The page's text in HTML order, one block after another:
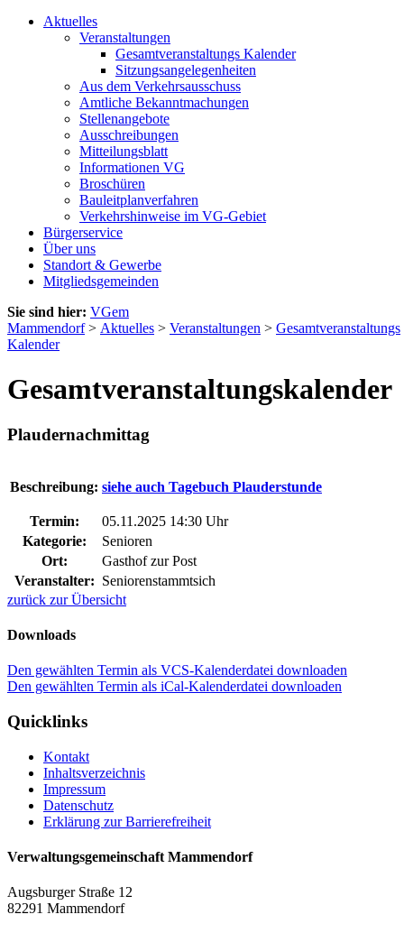
Aktuelles
Veranstaltungen
Gesamtveranstaltungs Kalender
Sitzungsangelegenheiten
Aus dem Verkehrsausschuss
Amtliche Bekanntmachungen
Stellenangebote
Ausschreibungen
Mitteilungsblatt
Informationen VG
Broschüren
Bauleitplanverfahren
Verkehrshinweise im VG-Gebiet
Bürgerservice
Über uns
Standort & Gewerbe
Mitgliedsgemeinden
Sie sind hier: VGem
Mammendorf> Aktuelles > Veranstaltungen > Gesamtveranstaltungs
Kalender
Gesamtveranstaltungskalender
Plaudernachmittag
Beschreibung: siehe auch Tagebuch Plauderstunde
Termin:
05.11.2025 14:30 Uhr
Kategorie:
Senioren
Ort:
Gasthof zur Post
Veranstalter: Seniorenstammtsich
zurück zur Übersicht
Downloads
Den gewählten Termin als VCS-Kalenderdatei downloaden
Den gewählten Termin als iCal-Kalenderdatei downloaden
Quicklinks
Kontakt
Inhaltsverzeichnis
Impressum
Datenschutz
Erklärung zur Barrierefreiheit
Verwaltungsgemeinschaft Mammendorf
Augsburger Straße 12
82291 Mammendorf